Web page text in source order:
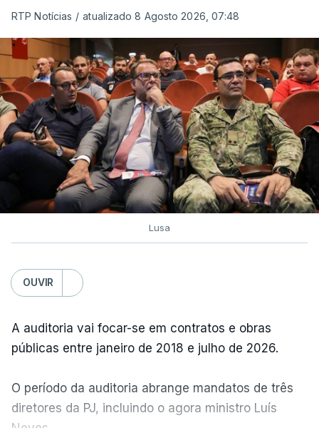
RTP Notícias / atualizado 8 Agosto 2026, 07:48
Lusa
OUVIR
A auditoria vai focar-se em contratos e obras
públicas entre janeiro de 2018 e julho de 2026.
O período da auditoria abrange mandatos de três
diretores da PJ, incluindo o agora ministro Luís